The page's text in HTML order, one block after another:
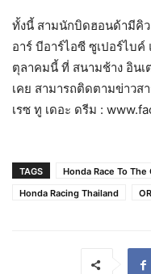
ทั้งนี้ สามนักบิดฮอนด้ามีคิว
อาร์ บีอาร์ไอซี ซูเปอร์ไบ
ตุลาคมนี้ ที่ สนามช้าง อินเ
เคย สามารถติดตามข่าว
เรซ ทู เดอะ ดรีม :
TAGS Honda Race To The
Honda Racing Thailand